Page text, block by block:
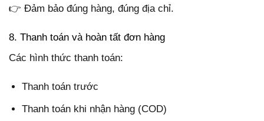
👉 Đảm bảo đúng hàng, đúng địa chỉ.
8. Thanh toán và hoàn tất đơn hàng
Các hình thức thanh toán:
Thanh toán trước
Thanh toán khi nhận hàng (COD)